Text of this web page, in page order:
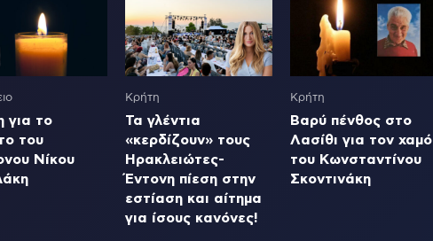
για το
του
Νίκου
Κρήτη
Τα γλέντια
«κερδίζουν» τους
Ηρακλειώτες-
Έντονη πίεση στην
εστίαση και αίτημα
για ίσους κανόνες!
Κρήτη
Βαρύ πένθος στο
Λασίθι για τον χαμό
του Κωνσταντίνου
Σκοντινάκη